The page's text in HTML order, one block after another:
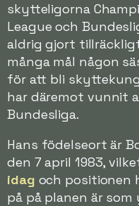
skytteligorna
League och
aldrig gjort
många mål någon
för att bli
har däremot vunnit
Bundesliga.
Hans födelseort är
den 7 april 1983,
idag och positionen
på på planen är